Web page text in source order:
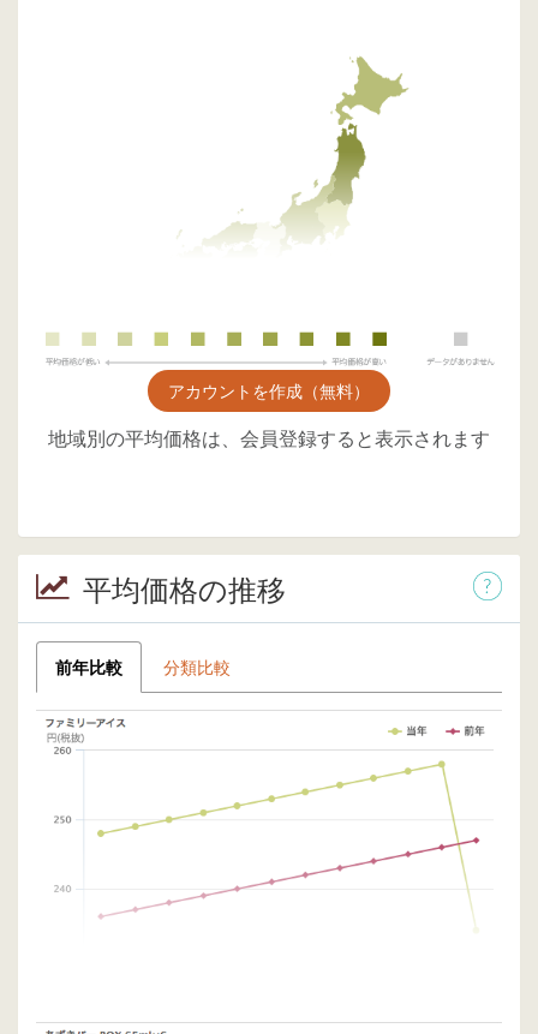
アカウントを作成（無料）
地域別の平均価格は、会員登録すると表示されます
平均価格の推移
前年比較 分類比較